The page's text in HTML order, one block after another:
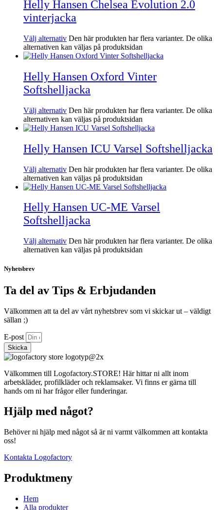
Helly Hansen Chelsea Evolution 2.0
vinterjacka
Välj alternativ Den här produkten har flera varianter. De olika
alternativen kan väljas på produktsidan
Helly Hansen Oxford Vinter
Softshelljacka
Välj alternativ Den här produkten har flera varianter. De olika
alternativen kan väljas på produktsidan
Helly Hansen ICU Varsel Softshelljacka
Välj alternativ Den här produkten har flera varianter. De olika
alternativen kan väljas på produktsidan
Helly Hansen UC-ME Varsel
Softshelljacka
Välj alternativ Den här produkten har flera varianter. De olika
alternativen kan väljas på produktsidan
Nyhetsbrev
Ta del av Tips & Erbjudanden
Välkommen att ta del av vårt nyhetsbrev som vi skickar ut – väldigt
sällan ;)
E-post
Skicka
Välkommen till Logofactory.STORE! Här hittar ni allt inom
arbetskläder, profilkläder och reklamsaker. Vi finns er gärna till
hands om ni har frågor eller funderingar.
Hjälp med något?
Behöver ni hjälp med något så är ni varmt välkommen att kontakta
oss!
Kontakta Logofactory
Produktmeny
Hem
Alla produkter